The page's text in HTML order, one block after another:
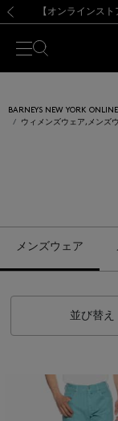
【夏季休業
熊本県を中心と
【開催中
【夏季休業
BARNEYS NEW YORK ONLINE
ウィメンズウェア,メンズ
メンズウェア
並び替え